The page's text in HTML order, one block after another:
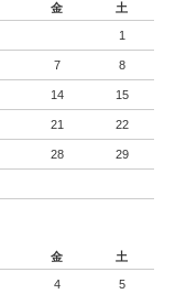
金 土
1
7 8
14 15
21 22
28 29
金 土
4 5